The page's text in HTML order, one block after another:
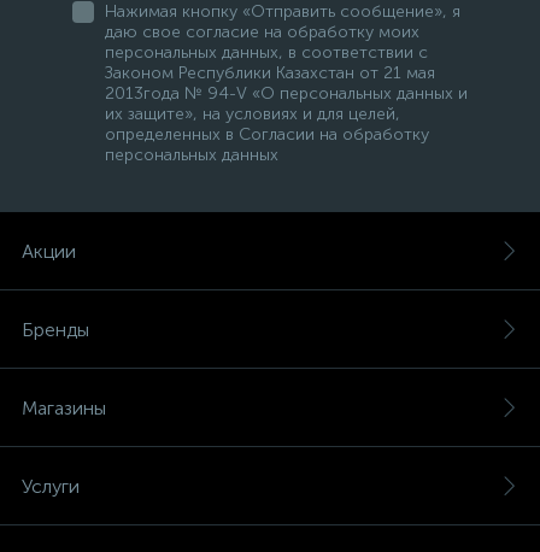
Нажимая кнопку «Отправить сообщение», я
даю свое согласие на обработку моих
персональных данных, в соответствии с
Законом Республики Казахстан от 21 мая
2013года № 94-V «О персональных данных и
их защите», на условиях и для целей,
определенных в Согласии на обработку
персональных данных
Акции
Бренды
Магазины
Услуги